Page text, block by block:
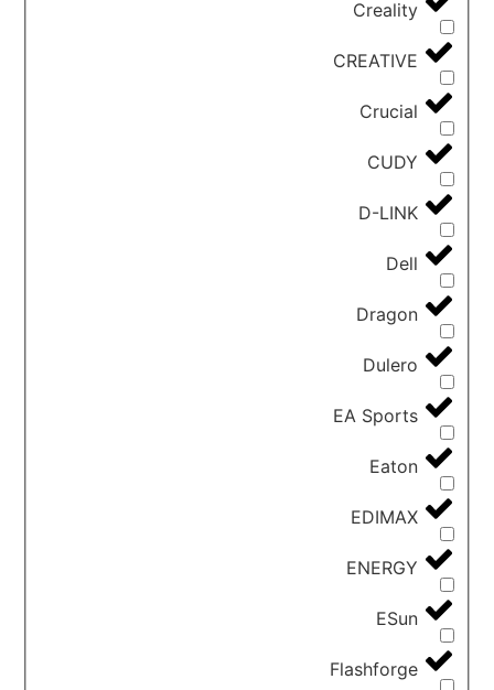
Creality
CREATIVE
Crucial
CUDY
D-LINK
Dell
Dragon
Dulero
EA Sports
Eaton
EDIMAX
ENERGY
ESun
Flashforge